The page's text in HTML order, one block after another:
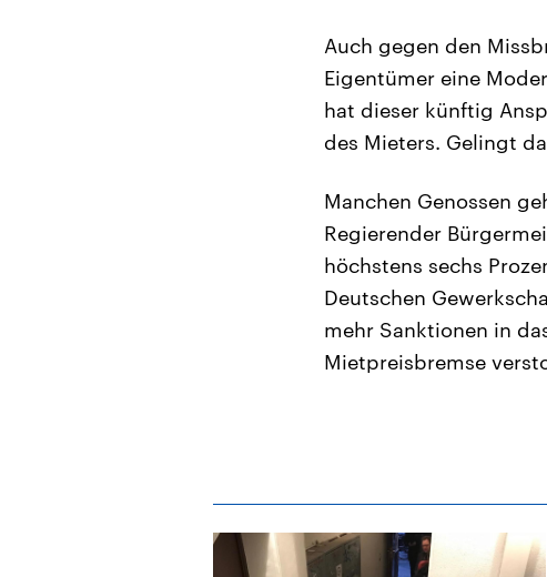
Auch gegen den
Eigentümer eine
hat dieser künftig
des Mieters. Gelingt
Manchen Genossen
Regierender
höchstens sechs
Deutschen
mehr Sanktionen in
Mietpreisbremse